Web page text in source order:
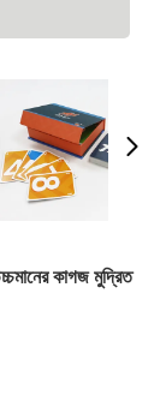
কাগজ মুদ্রিত